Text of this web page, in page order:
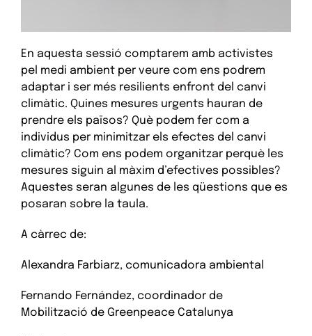
En aquesta sessió comptarem amb activistes
pel medi ambient per veure com ens podrem
adaptar i ser més resilients enfront del canvi
climàtic. Quines mesures urgents hauran de
prendre els països? Què podem fer com a
individus per minimitzar els efectes del canvi
climàtic? Com ens podem organitzar perquè les
mesures siguin al màxim d’efectives possibles?
Aquestes seran algunes de les qüestions que es
posaran sobre la taula.
A càrrec de:
Alexandra Farbiarz, comunicadora ambiental
Fernando Fernández, coordinador de
Mobilització de Greenpeace Catalunya